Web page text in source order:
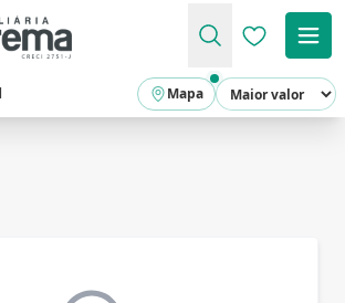
Favoritos
Mapa